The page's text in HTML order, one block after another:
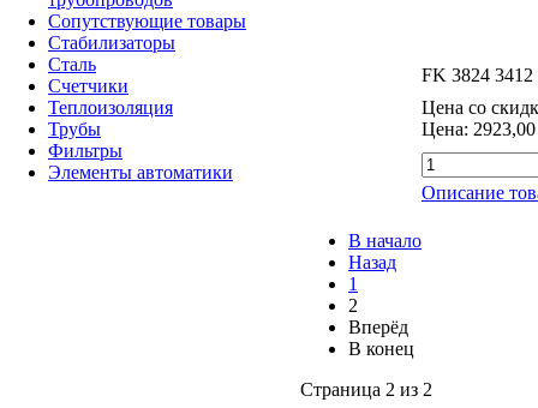
Сопутствующие товары
Стабилизаторы
Сталь
Счетчики
Теплоизоляция
Трубы
Фильтры
Элементы автоматики
FK 3824 3412
Цена со
Цена:
Описание
В начало
Назад
1
2
Вперёд
В конец
Страница 2 из 2